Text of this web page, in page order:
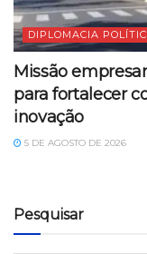
DIPLOMACIA
Missão
para fortalecer
inovação
5 DE AGOSTO DE 2026
Pesquisar